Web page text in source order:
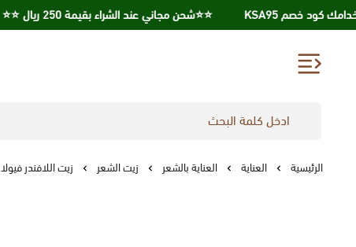
⭐️⭐️شحن مجاني عند الشراء بقيمة 250 ريال ⭐️⭐️
الرئيسية العناية العناية بالشعر زيت الشعر زيت اللافندر فيولا 125 مل